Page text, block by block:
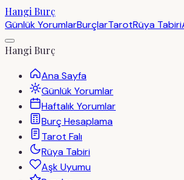
Hangi Burç
Günlük YorumlarBurçlarTarotRüya Tabiri
Hangi Burç
Ana Sayfa
Günlük Yorumlar
Haftalık Yorumlar
Burç Hesaplama
Tarot Falı
Rüya Tabiri
Aşk Uyumu